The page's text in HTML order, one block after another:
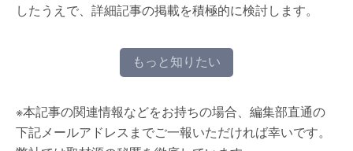
したうえで、詳細記事の掲載を積極的に検討します。
もっと知りたい
※本記事の関連情報などをお持ちの場合、編集部直通の
下記メールアドレスまでご一報いただければ幸いです。